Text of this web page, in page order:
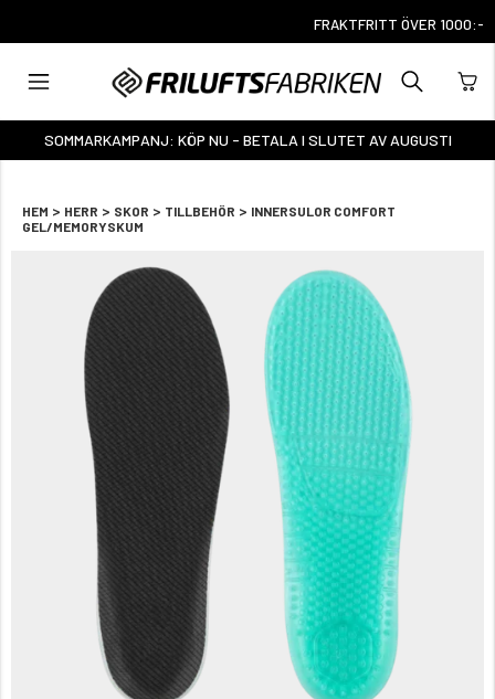
FRAKTFRITT ÖVER 1000:-
SOMMARKAMPANJ: KÖP NU - BETALA I SLUTET AV AUGUSTI
HEM > HERR > SKOR > TILLBEHÖR > INNERSULOR COMFORT
GEL/MEMORYSKUM